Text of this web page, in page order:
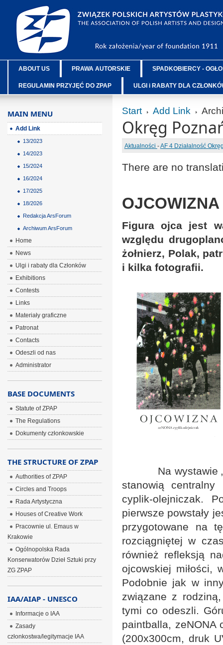
ABOUT US PRAWA AUTORSKIE SPADKOBIERCY -
REGULAMIN PRZYJĘĆ DO ZPAP ULGI i RABATY DLA
Start Add Link
Okręg
Aktualności -AF 4 Działalność
There are no
Figura ojca jest
względu
żołnierz, Polak,
i kilka fotografii.
Na wystawie
stanowią centralny
cyplik-olejniczak.
pierwsze powstały
przygotowane na
rozciągniętej w
również refleksją
ojcowskiej miłości,
Podobnie jak w
związane z
tymi co odeszli.
paintballa, zeNONA
(200x300cm, druk
MAIN MENU
Add Link
13/2023
14/2023
15/2024
16/2024
17/2025
18/2026
Redakcja ArsForum
Archiwum ArsForum
Home
News
Ulgi i rabaty dla Członków
Exhibitions
Contests
Links
Materiały graficzne
Patronat
Contacts
Odeszli od nas
Administrator
BASE DOCUMENTS
Statute of ZPAP
The Regulations
Dokumenty członkowskie
THE STRUCTURE OF ZPAP
Authorities of ZPAP
Circles and Troops
Rada Artystyczna
Houses of Creative Work
Pracownie ul. Emaus w
Krakowie
Ogólnopolska Rada
Konserwatorów Dzieł Sztuki przy
ZG ZPAP
IAA/AIAP - UNESCO
Informacje o IAA
Zasady
członkostwa/legitymacje IAA